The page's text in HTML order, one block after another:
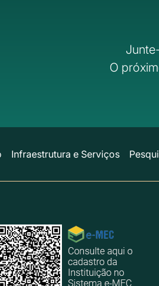
O
Infraestrutura e Serviços